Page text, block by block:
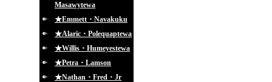
Masawytewa
★Emmett・Navakuku
★Alaric・Polequaptewa
★Willis・Humeyestewa
★Petra・Lamson
★Nathan・Fred・Jr